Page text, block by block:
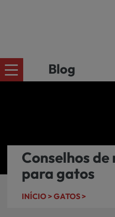
Blog
GATOS
PEQUENOS
kiwoko.pt
>
Conselhos
para gatos
INÍCIO >GATOS >